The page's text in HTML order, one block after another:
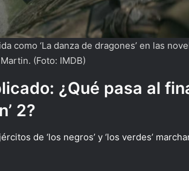
como ‘La danza de dragones’ en las
Martin. (Foto: IMDB)
¿Qué pasa al
2?
de ‘los negros’ y ‘los verdes’